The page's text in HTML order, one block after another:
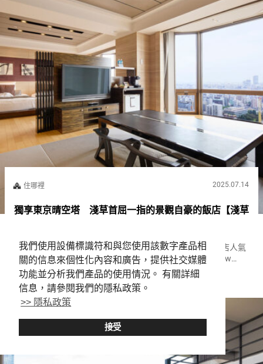
我們使用設備標識符和與您使用該數字產品相
關的信息來個性化內容和廣告，提供社交媒體
功能並分析我們產品的使用情況。 有關詳細
信息，請參閱我們的隱私政策。
>> 隱私政策
接受
住哪裡 2025.07.14
獨享東京晴空塔 淺草首屈一指的景觀自豪的飯店【淺草
日本各地擁有壯麗景觀的住宿設施。 客房的景觀是影響飯店人氣
的重要內容之一。 在淺草的『淺草觀景飯店（Asakusa View
Hotel）』可以享受的絕美景色，是從高樓層俯瞰的城市景觀。 其
中，窗外展開的浅草街景與東京晴空塔的結合，堪稱壯觀...
Asakusa Hotels